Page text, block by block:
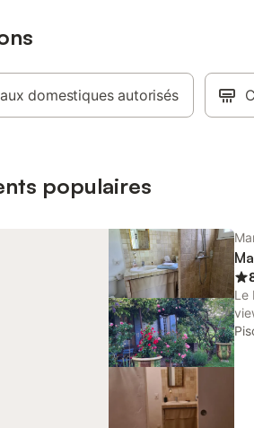
domestiques autorisés
populaires
Le